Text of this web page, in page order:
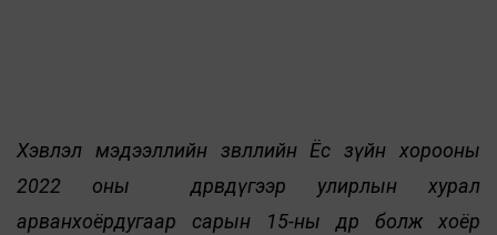
Хэвлэл мэдээллийн зөвлөлийн Ёс зүйн хорооны
2022 оны дөрөвдүгээр улирлын хурал
арванхоёрдугаар сарын 15-ны өдөр болж хоёр